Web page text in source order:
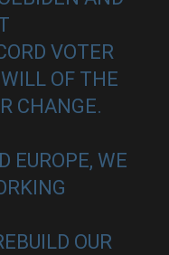
VOTER
OF THE
CHANGE.
EUROPE, WE
OUR